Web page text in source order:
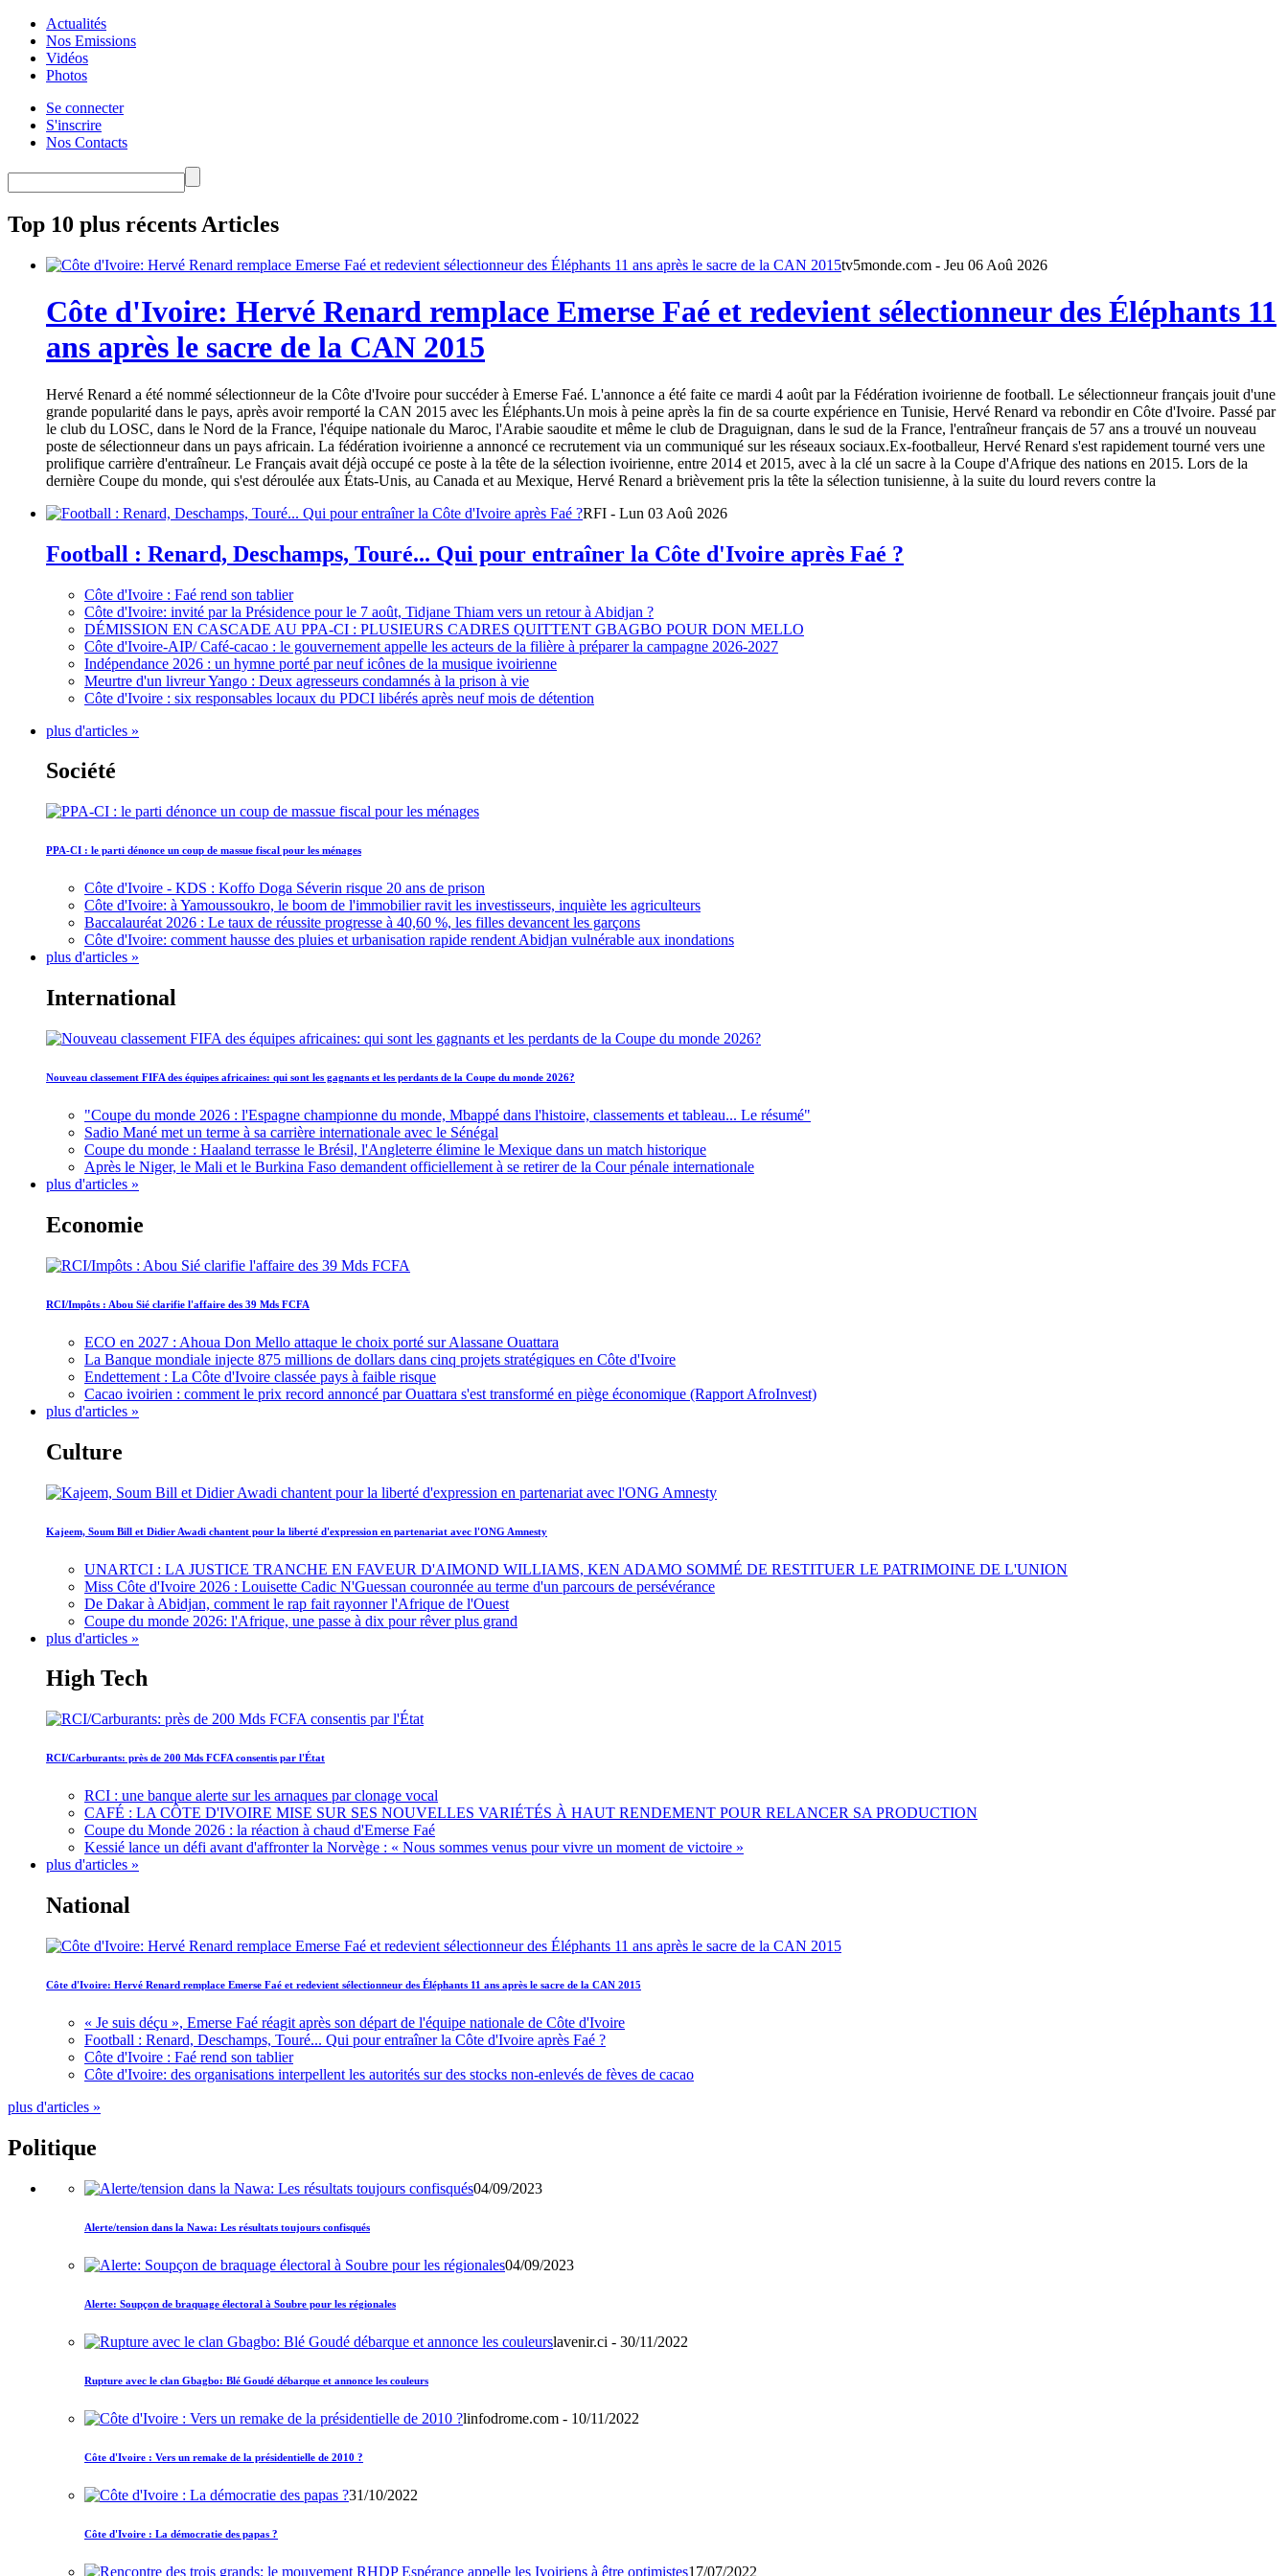
Actualités
Nos Emissions
Vidéos
Photos
Se connecter
S'inscrire
Nos Contacts
Top 10 plus récents Articles
tv5monde.com - Jeu 06 Aoû 2026
Côte d'Ivoire: Hervé Renard remplace Emerse Faé et redevient sélectionneur des Éléphants 11
ans après le sacre de la CAN 2015
Hervé Renard a été nommé sélectionneur de la Côte d'Ivoire pour succéder à Emerse Faé. L'annonce a été faite ce mardi 4 août par la Fédération ivoirienne de football. Le sélectionneur français jouit d'une
grande popularité dans le pays, après avoir remporté la CAN 2015 avec les Éléphants.Un mois à peine après la fin de sa courte expérience en Tunisie, Hervé Renard va rebondir en Côte d'Ivoire. Passé par
le club du LOSC, dans le Nord de la France, l'équipe nationale du Maroc, l'Arabie saoudite et même le club de Draguignan, dans le sud de la France, l'entraîneur français de 57 ans a trouvé un nouveau
poste de sélectionneur dans un pays africain. La fédération ivoirienne a annoncé ce recrutement via un communiqué sur les réseaux sociaux.Ex-footballeur, Hervé Renard s'est rapidement tourné vers une
prolifique carrière d'entraîneur. Le Français avait déjà occupé ce poste à la tête de la sélection ivoirienne, entre 2014 et 2015, avec à la clé un sacre à la Coupe d'Afrique des nations en 2015. Lors de la
dernière Coupe du monde, qui s'est déroulée aux États-Unis, au Canada et au Mexique, Hervé Renard a brièvement pris la tête la sélection tunisienne, à la suite du lourd revers contre la
RFI - Lun 03 Aoû 2026
Football : Renard, Deschamps, Touré... Qui pour entraîner la Côte d'Ivoire après Faé ?
Côte d'Ivoire : Faé rend son tablier
Côte d'Ivoire: invité par la Présidence pour le 7 août, Tidjane Thiam vers un retour à Abidjan ?
DÉMISSION EN CASCADE AU PPA-CI : PLUSIEURS CADRES QUITTENT GBAGBO POUR DON MELLO
Côte d'Ivoire-AIP/ Café-cacao : le gouvernement appelle les acteurs de la filière à préparer la campagne 2026-2027
Indépendance 2026 : un hymne porté par neuf icônes de la musique ivoirienne
Meurtre d'un livreur Yango : Deux agresseurs condamnés à la prison à vie
Côte d'Ivoire : six responsables locaux du PDCI libérés après neuf mois de détention
plus d'articles »
Société
PPA-CI : le parti dénonce un coup de massue fiscal pour les ménages
Côte d'Ivoire - KDS : Koffo Doga Séverin risque 20 ans de prison
Côte d'Ivoire: à Yamoussoukro, le boom de l'immobilier ravit les investisseurs, inquiète les agriculteurs
Baccalauréat 2026 : Le taux de réussite progresse à 40,60 %, les filles devancent les garçons
Côte d'Ivoire: comment hausse des pluies et urbanisation rapide rendent Abidjan vulnérable aux inondations
plus d'articles »
International
Nouveau classement FIFA des équipes africaines: qui sont les gagnants et les perdants de la Coupe du monde 2026?
"Coupe du monde 2026 : l'Espagne championne du monde, Mbappé dans l'histoire, classements et tableau... Le résumé"
Sadio Mané met un terme à sa carrière internationale avec le Sénégal
Coupe du monde : Haaland terrasse le Brésil, l'Angleterre élimine le Mexique dans un match historique
Après le Niger, le Mali et le Burkina Faso demandent officiellement à se retirer de la Cour pénale internationale
plus d'articles »
Economie
RCI/Impôts : Abou Sié clarifie l'affaire des 39 Mds FCFA
ECO en 2027 : Ahoua Don Mello attaque le choix porté sur Alassane Ouattara
La Banque mondiale injecte 875 millions de dollars dans cinq projets stratégiques en Côte d'Ivoire
Endettement : La Côte d'Ivoire classée pays à faible risque
Cacao ivoirien : comment le prix record annoncé par Ouattara s'est transformé en piège économique (Rapport AfroInvest)
plus d'articles »
Culture
Kajeem, Soum Bill et Didier Awadi chantent pour la liberté d'expression en partenariat avec l'ONG Amnesty
UNARTCI : LA JUSTICE TRANCHE EN FAVEUR D'AIMOND WILLIAMS, KEN ADAMO SOMMÉ DE RESTITUER LE PATRIMOINE DE L'UNION
Miss Côte d'Ivoire 2026 : Louisette Cadic N'Guessan couronnée au terme d'un parcours de persévérance
De Dakar à Abidjan, comment le rap fait rayonner l'Afrique de l'Ouest
Coupe du monde 2026: l'Afrique, une passe à dix pour rêver plus grand
plus d'articles »
High Tech
RCI/Carburants: près de 200 Mds FCFA consentis par l'État
RCI : une banque alerte sur les arnaques par clonage vocal
CAFÉ : LA CÔTE D'IVOIRE MISE SUR SES NOUVELLES VARIÉTÉS À HAUT RENDEMENT POUR RELANCER SA PRODUCTION
Coupe du Monde 2026 : la réaction à chaud d'Emerse Faé
Kessié lance un défi avant d'affronter la Norvège : « Nous sommes venus pour vivre un moment de victoire »
plus d'articles »
National
Côte d'Ivoire: Hervé Renard remplace Emerse Faé et redevient sélectionneur des Éléphants 11 ans après le sacre de la CAN 2015
« Je suis déçu », Emerse Faé réagit après son départ de l'équipe nationale de Côte d'Ivoire
Football : Renard, Deschamps, Touré... Qui pour entraîner la Côte d'Ivoire après Faé ?
Côte d'Ivoire : Faé rend son tablier
Côte d'Ivoire: des organisations interpellent les autorités sur des stocks non-enlevés de fèves de cacao
plus d'articles »
Politique
04/09/2023
Alerte/tension dans la Nawa: Les résultats toujours confisqués
04/09/2023
Alerte: Soupçon de braquage électoral à Soubre pour les régionales
lavenir.ci - 30/11/2022
Rupture avec le clan Gbagbo: Blé Goudé débarque et annonce les couleurs
linfodrome.com - 10/11/2022
Côte d'Ivoire : Vers un remake de la présidentielle de 2010 ?
31/10/2022
Côte d'Ivoire : La démocratie des papas ?
17/07/2022